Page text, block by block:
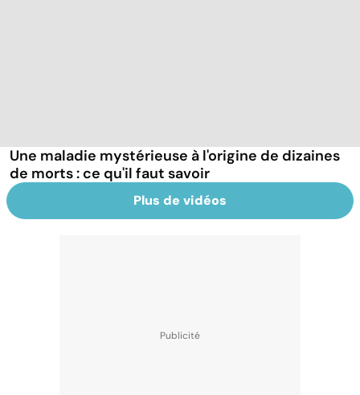
Une maladie mystérieuse à l'origine de dizaines
de morts : ce qu'il faut savoir
Plus de vidéos